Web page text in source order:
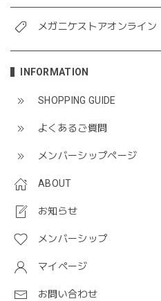
メガニケストアオンライン
INFORMATION
SHOPPING GUIDE
よくあるご質問
メンバーシップページ
ABOUT
お知らせ
メンバーシップ
マイページ
お問い合わせ